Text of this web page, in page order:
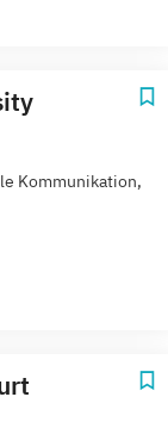
Kommunikation,